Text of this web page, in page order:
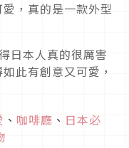
，真的是一款外型
日本人真的很厲害
此有創意又可愛，
、 咖啡廳 、 日本必